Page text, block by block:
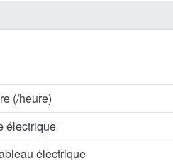
(/heure)
électrique
électrique